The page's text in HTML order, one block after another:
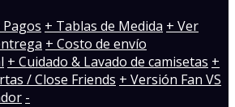
+ Tablas de Medida + Ver
+ Costo de envío
+ Cuidado & Lavado de camisetas +
/ Close Friends + Versión Fan VS
-